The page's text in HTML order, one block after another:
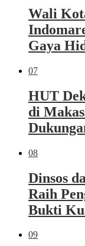
Wali
Gaya
07
HUT
di
08
Dinsos
Raih
Bukti
09